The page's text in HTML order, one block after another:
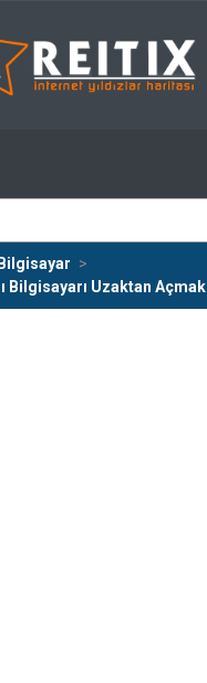
Bilgisayar
Bilgisayarı Uzaktan Açmak